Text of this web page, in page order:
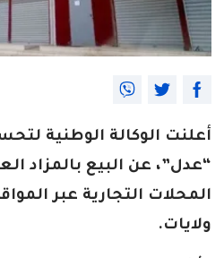
أعلنت الوكالة الوطنية
“عدل”، عن البيع بالمزاد
المحلات التجارية عبر
ولايات.